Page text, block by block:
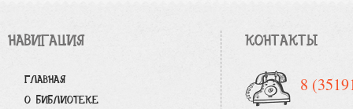
НАВИГАЦИЯ
ГЛАВНАЯ
О БИБЛИОТЕКЕ
КОНТАКТЫ
8